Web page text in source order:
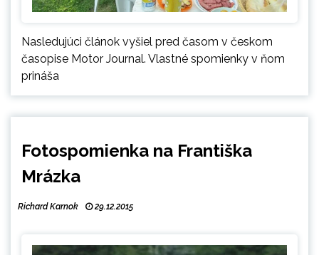
Nasledujúci článok vyšiel pred časom v českom
časopise Motor Journal. Vlastné spomienky v ňom
prináša
Fotospomienka na Františka
Mrázka
Richard Karnok 29.12.2015